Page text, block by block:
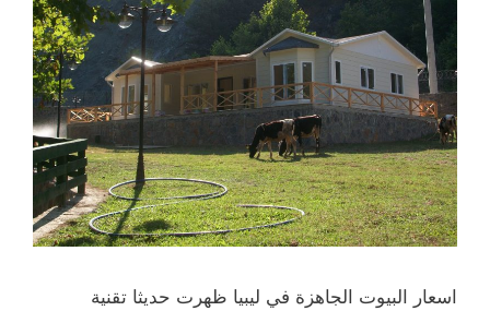
اسعار البيوت الجاهزة في ليبيا ظهرت حديثا تقنية